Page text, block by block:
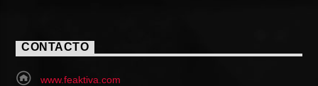
CONTACTO
www.feaktiva.com